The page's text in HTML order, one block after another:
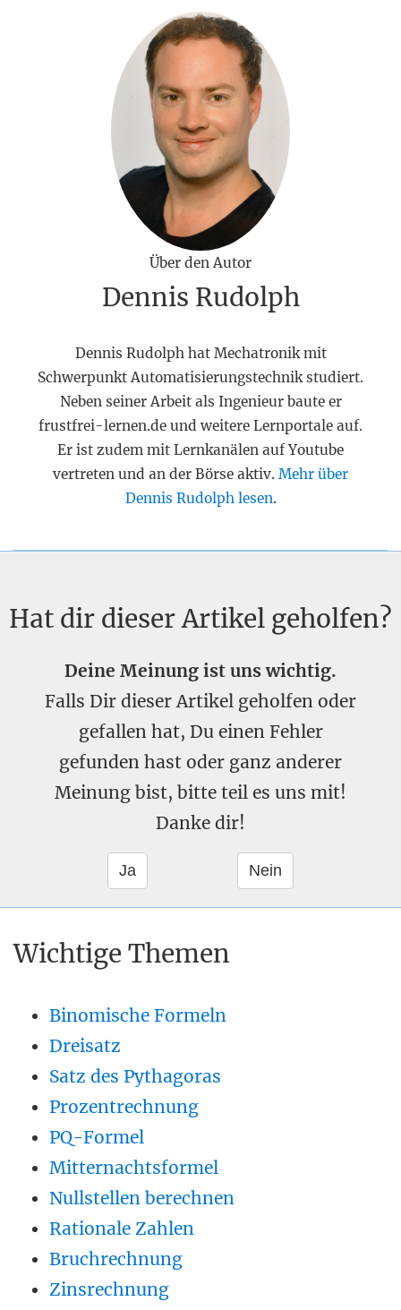
Über den Autor
Dennis Rudolph
Dennis Rudolph hat Mechatronik mit
Schwerpunkt Automatisierungstechnik studiert.
Neben seiner Arbeit als Ingenieur baute er
frustfrei-lernen.de und weitere Lernportale auf.
Er ist zudem mit Lernkanälen auf Youtube
vertreten und an der Börse aktiv. Mehr über
Dennis Rudolph lesen.
Hat dir dieser Artikel geholfen?
Deine Meinung ist uns wichtig.
Falls Dir dieser Artikel geholfen oder
gefallen hat, Du einen Fehler
gefunden hast oder ganz anderer
Meinung bist, bitte teil es uns mit!
Danke dir!
Wichtige Themen
Binomische Formeln
Dreisatz
Satz des Pythagoras
Prozentrechnung
PQ-Formel
Mitternachtsformel
Nullstellen berechnen
Rationale Zahlen
Bruchrechnung
Zinsrechnung